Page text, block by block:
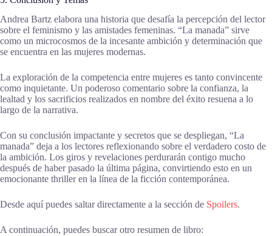
Andrea Bartz elabora una historia que desafía la percepción del lector
sobre el feminismo y las amistades femeninas. “La manada” sirve
como un microcosmos de la incesante ambición y determinación que
se encuentra en las mujeres modernas.
La exploración de la competencia entre mujeres es tanto convincente
como inquietante. Un poderoso comentario sobre la confianza, la
lealtad y los sacrificios realizados en nombre del éxito resuena a lo
largo de la narrativa.
Con su conclusión impactante y secretos que se despliegan, “La
manada” deja a los lectores reflexionando sobre el verdadero costo de
la ambición. Los giros y revelaciones perdurarán contigo mucho
después de haber pasado la última página, convirtiendo esto en un
emocionante thriller en la línea de la ficción contemporánea.
Desde aquí puedes saltar directamente a la sección de Spoilers.
A continuación, puedes buscar otro resumen de libro: